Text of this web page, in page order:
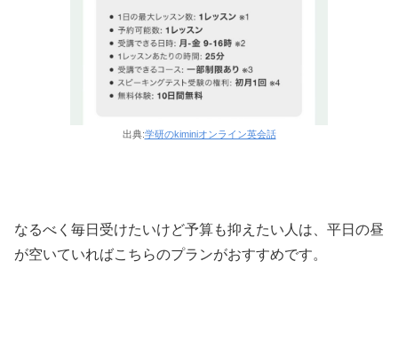
出典:学研のkiminiオンライン英会話
なるべく毎日受けたいけど予算も抑えたい人は、平日の昼
が空いていればこちらのプランがおすすめです。